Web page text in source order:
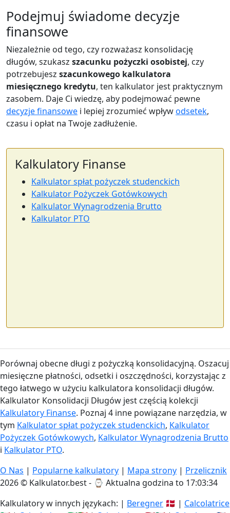
Podejmuj świadome decyzje
finansowe
Niezależnie od tego, czy rozważasz konsolidację
długów, szukasz szacunku pożyczki osobistej, czy
potrzebujesz szacunkowego kalkulatora
miesięcznego kredytu, ten kalkulator jest praktycznym
zasobem. Daje Ci wiedzę, aby podejmować pewne
decyzje finansowe i lepiej zrozumieć wpływodsetek,
czasu i opłat na Twoje zadłużenie.
Kalkulatory Finanse
Kalkulator spłat pożyczek studenckich
Kalkulator Pożyczek Gotówkowych
Kalkulator Wynagrodzenia Brutto
Kalkulator PTO
Porównaj obecne długi z pożyczką konsolidacyjną. Oszacuj
miesięczne płatności, odsetki i oszczędności, korzystając z
tego łatwego w użyciu kalkulatora konsolidacji długów.
Kalkulator Konsolidacji Długów jest częścią kolekcji
Kalkulatory Finanse. Poznaj 4 inne powiązane narzędzia, w
tym Kalkulator spłat pożyczek studenckich, Kalkulator
Pożyczek Gotówkowych, Kalkulator Wynagrodzenia Brutto
i Kalkulator PTO.
O Nas | Popularne kalkulatory | Mapa strony | Przelicznik
2026 © Kalkulator.best - ⌚ Aktualna godzina to 17:03:35
Kalkulatory w innych językach: | Beregner 🇩🇰 | Calcolatrice